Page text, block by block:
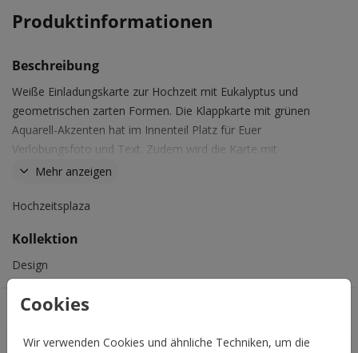
Cookies
Wir verwenden Cookies und ähnliche Techniken, um die
Produktinformationen
Beschreibung
Weiße Einladungskarte zur Hochzeit mit Eukalyptus und
geometrischen zarten Formen. Die Klappkarte mit grünen
Aquarell-Akzenten hat im Innenteil Platz für Euer
Verlobungsfoto und Text. Zudem wird die Karte mit
schwarzer Folie veredelt.
Mehr anzeigen
Hochzeitsplaza
Kollektion
Design
Das könnte Euch auch gefallen